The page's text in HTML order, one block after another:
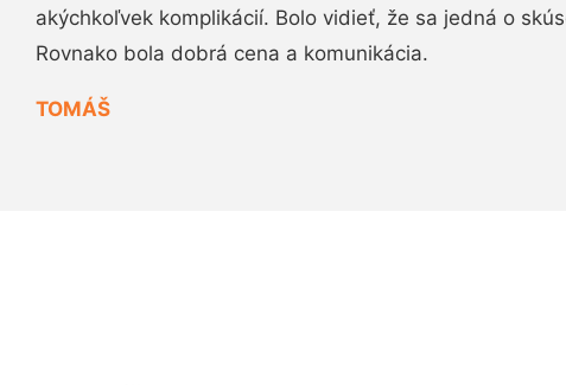
akýchkoľvek komplikácií. Bolo vidieť, že sa jedná o
Rovnako bola dobrá cena a komunikácia.
TOMÁŠ